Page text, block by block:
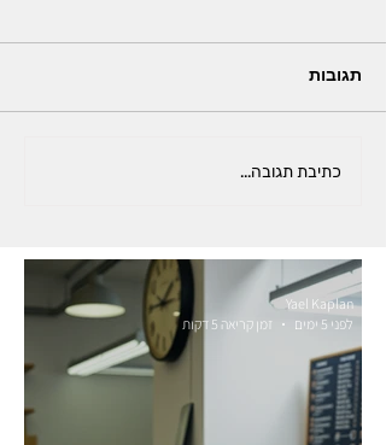
תגובות
כתיבת תגובה...
Yael Kaplan
לפני 5 ימים
זמן קריאה 5 דקות